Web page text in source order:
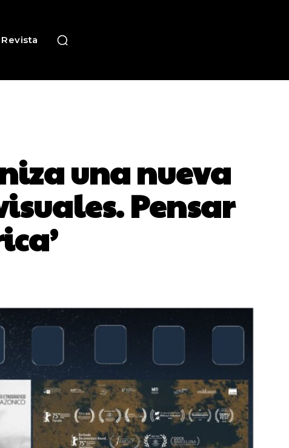
Revista
una nueva
Pensar